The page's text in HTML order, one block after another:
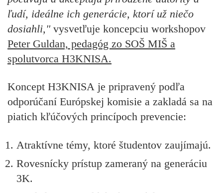
ľudí, ideálne ich generácie, ktorí už niečo
dosiahli,"vysvetľuje koncepciu workshopov
Peter Guldan, pedagóg zo SOŠ MIŠ a
spolutvorca H3KNISA.
Koncept H3KNISA je pripravený podľa
odporúčaní Európskej komisie a zakladá sa na
piatich kľúčových princípoch prevencie:
Atraktívne témy, ktoré študentov zaujímajú.
Rovesnícky prístup zameraný na generáciu
3K.